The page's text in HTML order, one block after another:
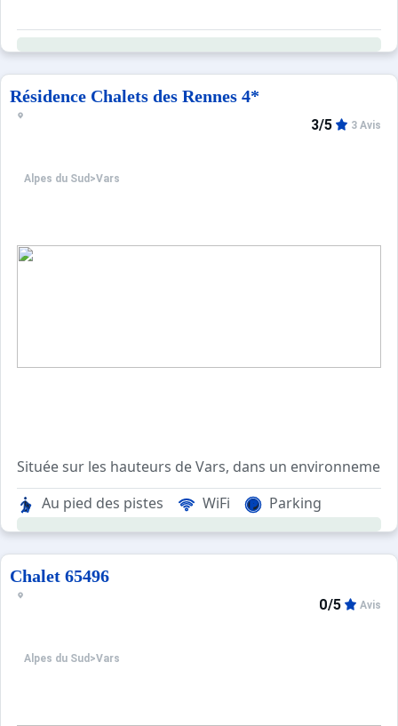
Résidence Chalets des Rennes 4*
Alpes du Sud >Vars
3/5 3 Avis
Située sur les hauteurs de Vars, dans un
Les logements de 2, 3 et 4 pièces sont décorés et
Les appartements disposent d'une jolie décoration et
Ils sont tous aménagés avec un coin cuisine ouvert sur
La résidence est située à 50 m des pistes et du
Au pied des pistes WiFi Parking
Chalet 65496
Alpes du Sud >Vars
0/5 Avis